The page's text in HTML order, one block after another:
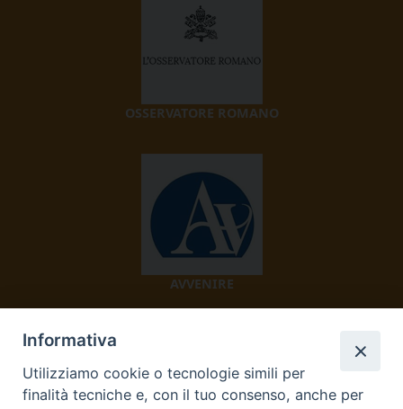
OSSERVATORE ROMANO
AVVENIRE
Informativa
Utilizziamo cookie o tecnologie simili per
finalità tecniche e, con il tuo consenso, anche per